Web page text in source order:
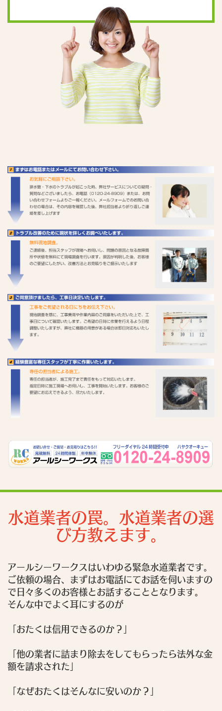
水道業者の罠。水道業者の選
び方教えます。
アールシーワークスはいわゆる緊急水道業者です。
ご依頼の場合、まずはお電話にてお話を伺いますの
で日々多くのお客様とお話することとなります。
そんな中でよく耳にするのが
「おたくは信用できるのか？」
「他の業者に詰まり除去をしてもらったら法外な金
額を請求された」
「なぜおたくはそんなに安いのか？」